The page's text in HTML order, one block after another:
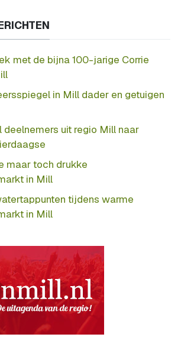
met de bijna 100-jarige Corrie
in Mill dader en getuigen
deelnemers uit regio Mill naar
maar toch drukke
in Mill
tijdens warme
in Mill